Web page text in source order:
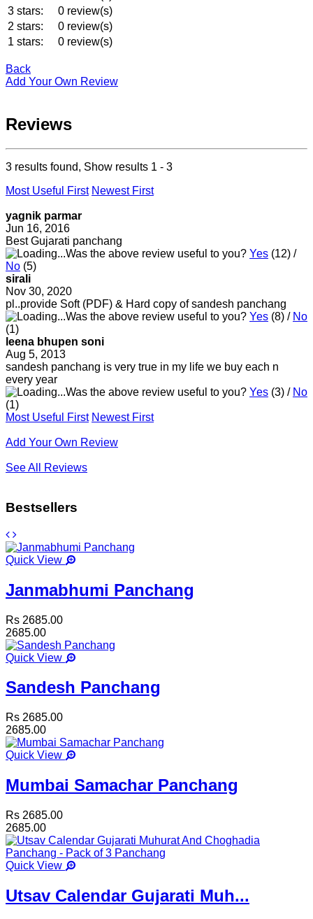
3 stars:
0 review(s)
2 stars:
0 review(s)
1 stars:
0 review(s)
Back
Add Your Own Review
Reviews
3 results found, Show results 1 - 3
Most Useful First Newest First
yagnik parmar
Jun 16, 2016
Best Gujarati panchang
Was the above review useful to you? Yes (12) /
No (5)
sirali
Nov 30, 2020
pl..provide Soft (PDF) & Hard copy of sandesh panchang
Was the above review useful to you? Yes (8) / No
(1)
leena bhupen soni
Aug 5, 2013
sandesh panchang is very true in my life we buy each n
every year
Was the above review useful to you? Yes (3) / No
(1)
Most Useful First Newest First
Add Your Own Review
See All Reviews
Bestsellers
Quick View
Janmabhumi Panchang
Rs 2685.00
2685.00
Quick View
Sandesh Panchang
Rs 2685.00
2685.00
Quick View
Mumbai Samachar Panchang
Rs 2685.00
2685.00
Quick View
Utsav Calendar Gujarati Muh...